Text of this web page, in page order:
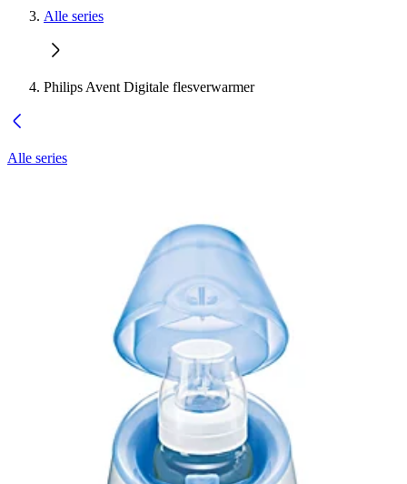
Alle series
Philips Avent Digitale flesverwarmer
Alle series